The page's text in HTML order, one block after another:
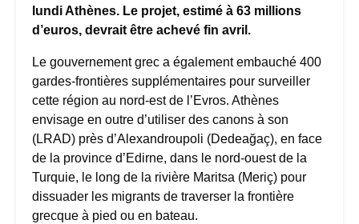
lundi Athènes. Le projet, estimé à 63 millions
d’euros, devrait être achevé fin avril.
Le gouvernement grec a également embauché 400
gardes-frontières supplémentaires pour surveiller
cette région au nord-est de l’Evros. Athènes
envisage en outre d’utiliser des canons à son
(LRAD) près d’Alexandroupoli (Dedeağaç), en face
de la province d’Edirne, dans le nord-ouest de la
Turquie, le long de la rivière Maritsa (Meriç) pour
dissuader les migrants de traverser la frontière
grecque à pied ou en bateau.